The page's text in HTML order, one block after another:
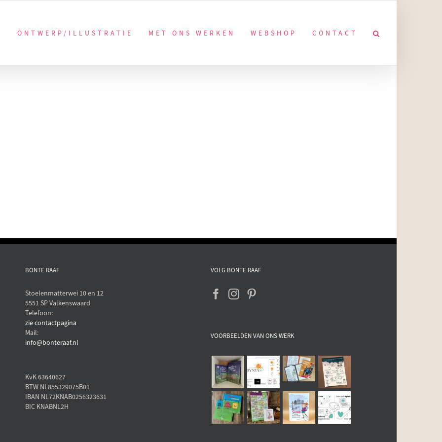
ONTWERP/ILLUSTRATIE
MET ONS WERKEN WEBSHOP CONTACT
BONTE RAAF
Stoelenmatterwei 10 en 12
5551 SP Valkenswaard
Telefoon:
zie contactpagina
Mail:
info@bonteraaf.nl
KvK 63640627
BTW NL855329075B01
IBAN NL72KNAB0256323631
BIC KNABNL2H
VOLG BONTE RAAF
VOORBEELDEN VAN ONS WERK